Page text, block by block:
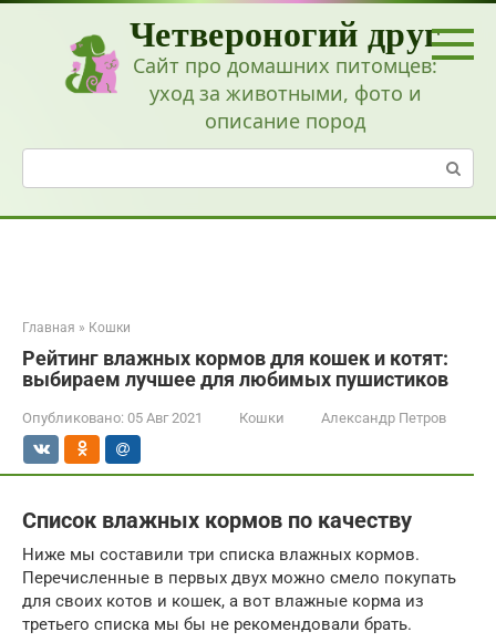
Перейти
Четвероногий друг
Сайт про домашних питомцев:
уход за животными, фото и
описание пород
Поиск:
Главная » Кошки
Рейтинг влажных кормов для кошек и котят:
выбираем лучшее для любимых пушистиков
Опубликовано: 05 Авг 2021 Кошки Александр Петров
Список влажных кормов по качеству
Ниже мы составили три списка влажных кормов.
Перечисленные в первых двух можно смело покупать
для своих котов и кошек, а вот влажные корма из
третьего списка мы бы не рекомендовали брать.